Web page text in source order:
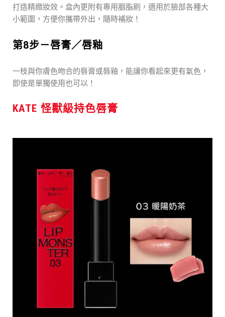
打造精緻妝效。盒內更附有專用胭脂刷，適用於臉部各種大
小範圍，方便你攜帶外出，隨時補妝！
第8步－唇膏／唇釉
一枝與你膚色吻合的唇膏或唇釉，能讓你看起來更有氣色，
即使是單獨使用也可以！
KATE 怪獸級持色唇膏